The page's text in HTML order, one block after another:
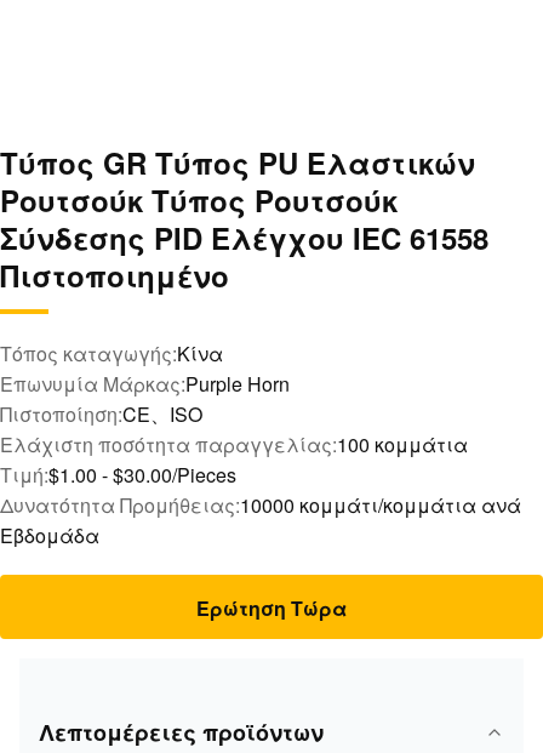
Τύπος GR Τύπος PU Ελαστικών
Ρουτσούκ Τύπος Ρουτσούκ
Σύνδεσης PID Ελέγχου IEC 61558
Πιστοποιημένο
Τόπος καταγωγής:Κίνα
Επωνυμία Μάρκας:Purple Horn
Πιστοποίηση:CE、ISO
Ελάχιστη ποσότητα παραγγελίας:100 κομμάτια
Τιμή:$1.00 - $30.00/Pieces
Δυνατότητα Προμήθειας:10000 κομμάτι/κομμάτια ανά
Εβδομάδα
Ερώτηση Τώρα
Λεπτομέρειες προϊόντων